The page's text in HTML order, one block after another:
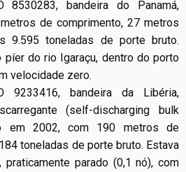
bandeira do Panamá,
de comprimento, 27 metros
9.595 toneladas de porte bruto.
píer do rio Igaraçu, dentro do porto
velocidade zero.
9233416, bandeira da Libéria,
(self-discharging bulk
em 2002, com 190 metros de
toneladas de porte bruto. Estava
praticamente parado (0,1 nó), com